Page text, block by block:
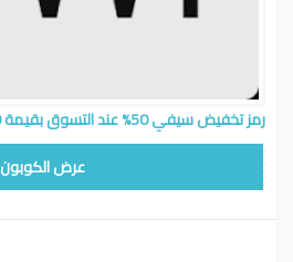
رمز تخفيض سيفي 50% عند التسوق بقيمة 2000 ريال أو درهم Sivvi
عرض الكوبون